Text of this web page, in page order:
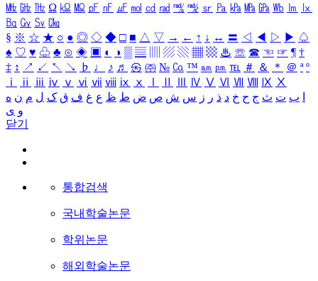
㎒ ㎓ ㎔ Ω ㏀ ㏁ ㎊ ㎋ ㎌ ㏖ ㏅ ㎭ ㎮ ㎯ ㏛ ㎩ ㎪ ㎫ ㎬ ㏝ ㏐
㏓
㏃ ㏉ ㏜ ㏆
§ ※ ☆ ★ ○ ● ◎ ◇ ◆ □ ■ △ ▽ → ← ↑ ↓ ↔ 〓 ◁ ◀ ▷ ▶ ♤
♠ ♡ ♥ ♧ ♣ ⊙ ◈ ▣ ◐ ◑ ▒ ▤ ▨ ▧ ▦ ▩ ♨ ☏ ☎ ☜ ☞ ¶ †
‡ ↕ ↗ ↙ ↖ ↘ ♭ ♩ ♪ ♬ ㉿ ㈜ № ㏇ ™ ㏂ ㏘ ℡ ＃ ＆ ＊ ＠ ª º
ⅰ
ⅱ ⅲ ⅳ ⅴ ⅵ ⅶ ⅷ ⅸ ⅹ Ⅳ Ⅴ Ⅵ Ⅶ Ⅷ Ⅸ Ⅹ
ب ت ث ج ح خ د ذ ر ز س ش ص ض ط ظ ع غ ف ق ک ل م ن ه
و ی
닫기
통합검색
국내학술논문
학위논문
해외학술논문